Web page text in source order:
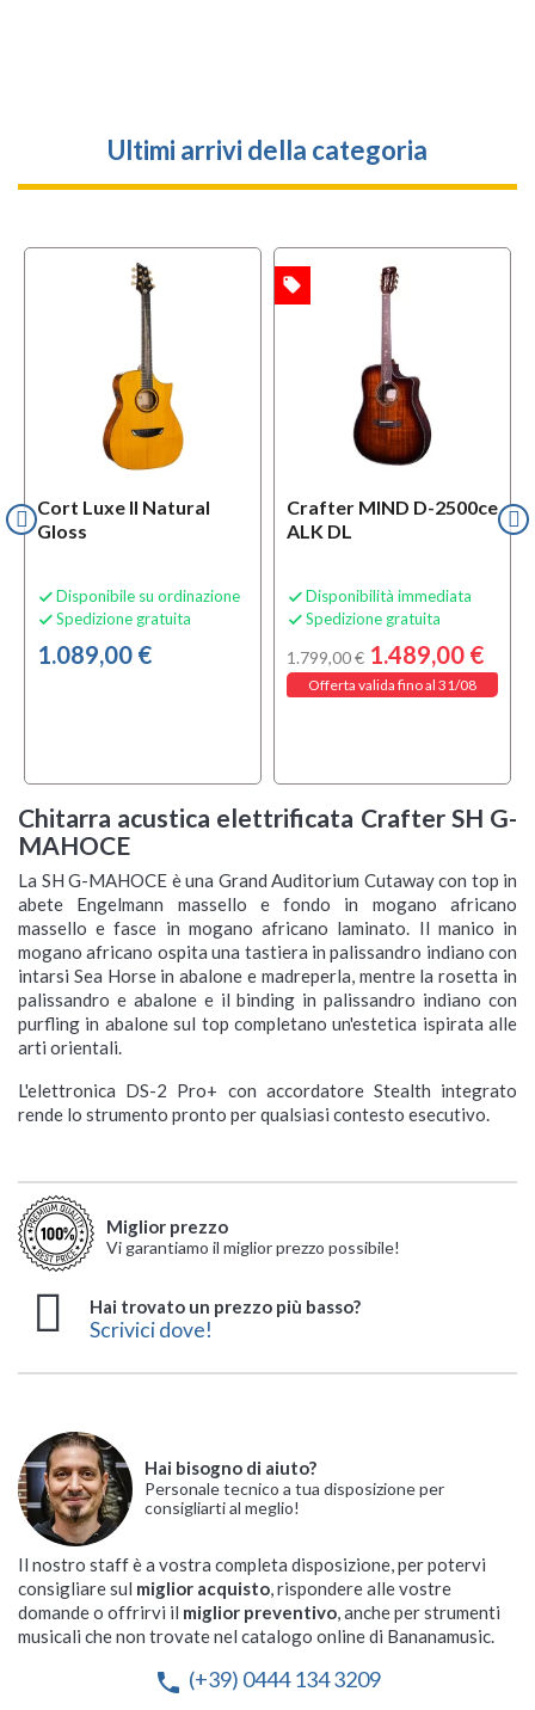
Ultimi arrivi della categoria
Cort Luxe II Natural
Gloss
 Disponibile su ordinazione
 Spedizione gratuita
1.089,00 €
Crafter MIND D-2500ce
ALK DL
 Disponibilità immediata
 Spedizione gratuita
1.799,00 € 1.489,00 €
Offerta valida fino al 31/08
local_offer
Chitarra acustica elettrificata Crafter SH G-
MAHOCE
La SH G-MAHOCE è una Grand Auditorium Cutaway con top in
abete Engelmann massello e fondo in mogano africano
massello e fasce in mogano africano laminato. Il manico in
mogano africano ospita una tastiera in palissandro indiano con
intarsi Sea Horse in abalone e madreperla, mentre la rosetta in
palissandro e abalone e il binding in palissandro indiano con
purfling in abalone sul top completano un'estetica ispirata alle
arti orientali.
L'elettronica DS-2 Pro+ con accordatore Stealth integrato
rende lo strumento pronto per qualsiasi contesto esecutivo.
Miglior prezzo
Vi garantiamo il miglior prezzo possibile!
Hai trovato un prezzo più basso?
Scrivici dove!
Hai bisogno di aiuto?
Personale tecnico a tua disposizione per
consigliarti al meglio!
Il nostro staff è a vostra completa disposizione, per potervi
consigliare sul miglior acquisto, rispondere alle vostre
domande o offrirvi il miglior preventivo, anche per strumenti
musicali che non trovate nel catalogo online di Bananamusic.
phone (+39) 0444 134 3209